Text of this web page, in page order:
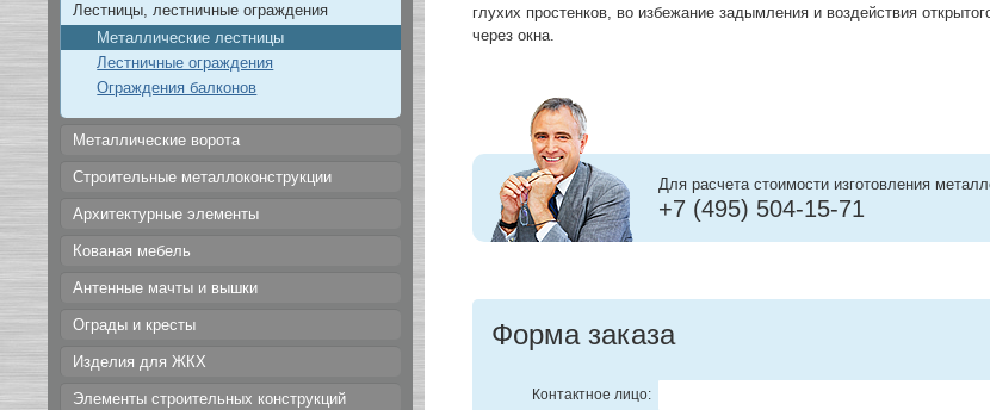
Лестницы, лестничные ограждения
Металлические лестницы
Лестничные ограждения
Ограждения балконов
Металлические ворота
Строительные металлоконструкции
Архитектурные элементы
Кованая мебель
Антенные мачты и вышки
Ограды и кресты
Изделия для ЖКХ
Элементы строительных конструкций
глухих простенков, во избежание задымления и воздействия
через окна.
Для расчета стоимости изготовления
+7 (495) 504-15-71
Форма заказа
Контактное лицо: